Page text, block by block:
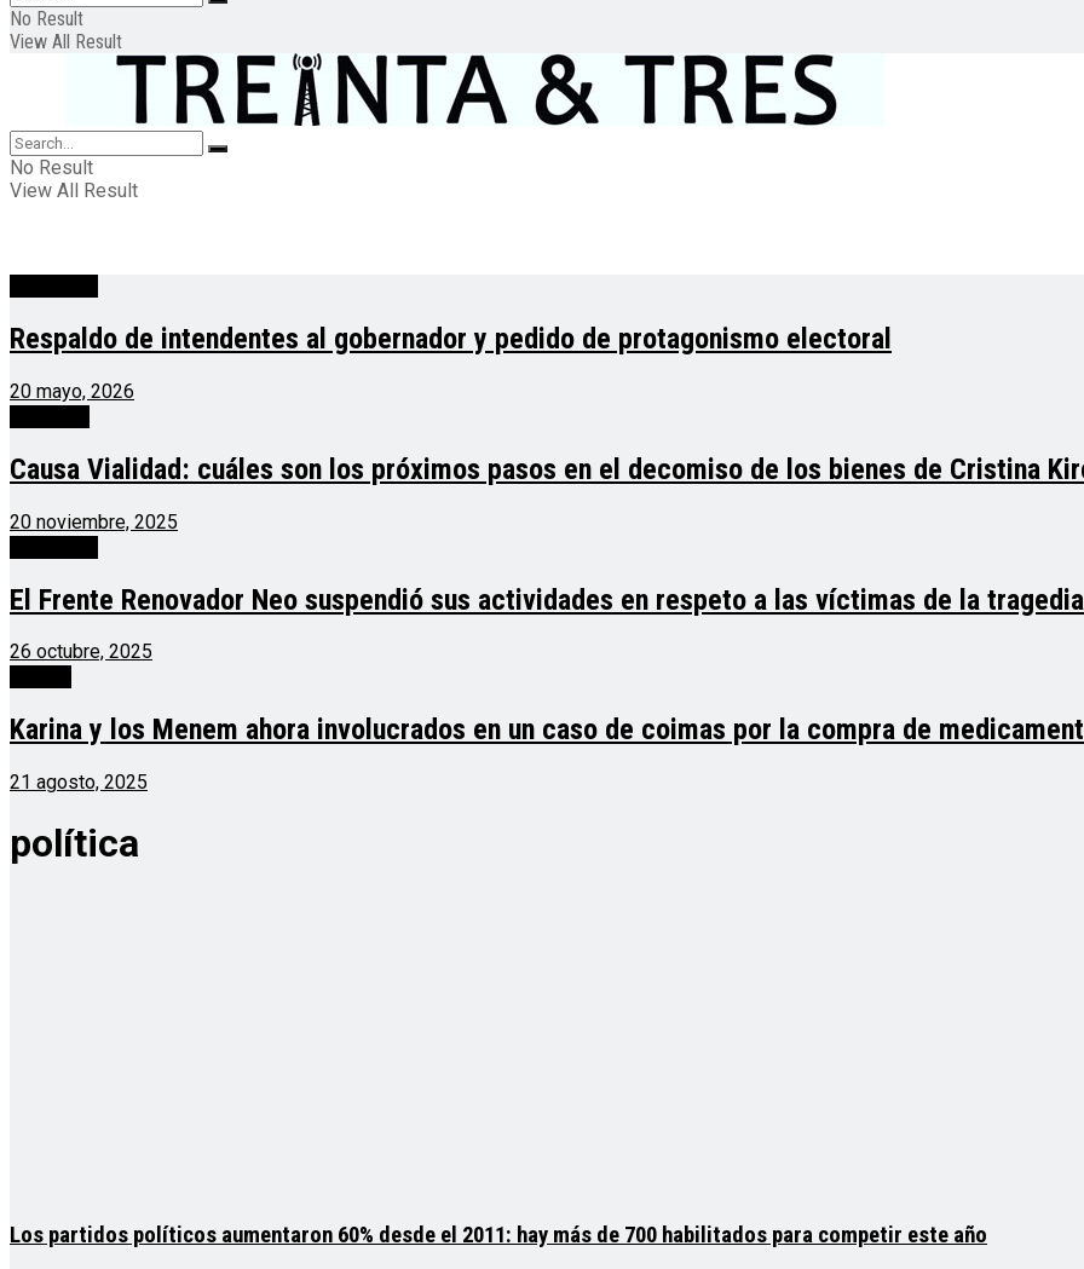
No Result
View All Result
No Result
View All Result
Respaldo de intendentes al gobernador y pedido de protagonismo electoral
20 mayo, 2026
Causa Vialidad: cuáles son los próximos pasos en el decomiso de los bienes de Cristina
20 noviembre, 2025
El Frente Renovador Neo suspendió sus actividades en respeto a las víctimas de la
26 octubre, 2025
Karina y los Menem ahora involucrados en un caso de coimas por la compra de
21 agosto, 2025
política
Los partidos políticos aumentaron 60% desde el 2011: hay más de 700 habilitados para competir este año